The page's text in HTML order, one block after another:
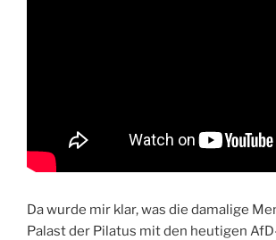
Da wurde mir klar, was die damalige
Palast der Pilatus mit den heutigen